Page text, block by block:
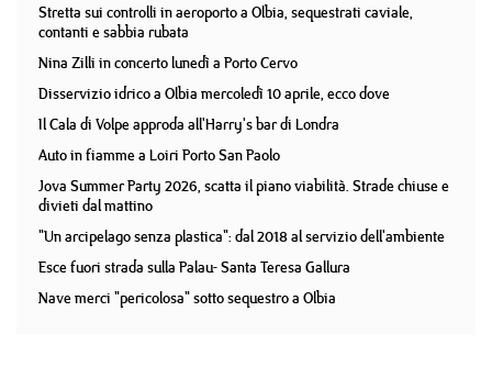
Stretta sui controlli in aeroporto a Olbia, sequestrati caviale,
contanti e sabbia rubata
Nina Zilli in concerto lunedì a Porto Cervo
Disservizio idrico a Olbia mercoledì 10 aprile, ecco dove
Il Cala di Volpe approda all'Harry's bar di Londra
Auto in fiamme a Loiri Porto San Paolo
Jova Summer Party 2026, scatta il piano viabilità. Strade chiuse e
divieti dal mattino
"Un arcipelago senza plastica": dal 2018 al servizio dell'ambiente
Esce fuori strada sulla Palau- Santa Teresa Gallura
Nave merci "pericolosa" sotto sequestro a Olbia